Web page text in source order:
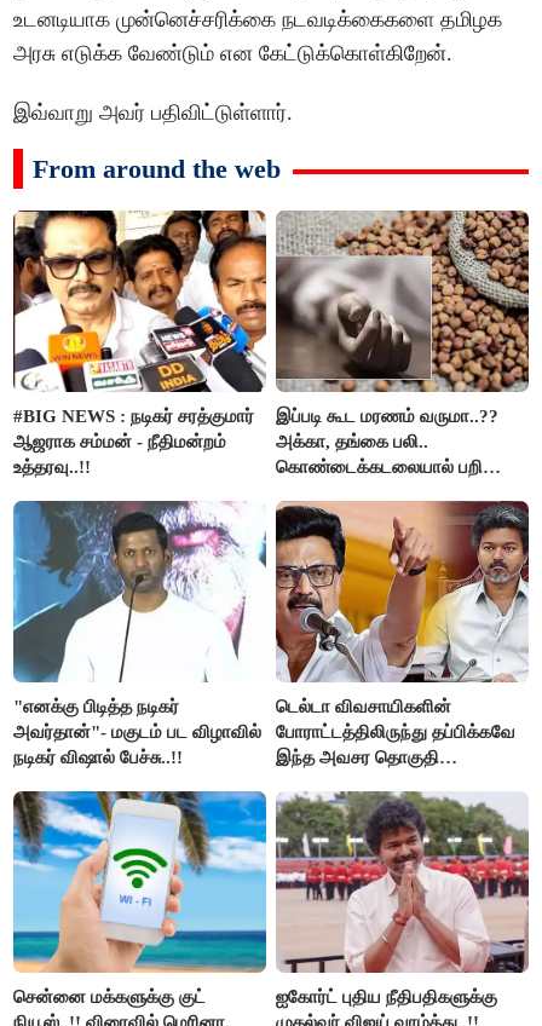
உடனடியாக முன்னெச்சரிக்கை நடவடிக்கைகளை தமிழக
அரசு எடுக்க வேண்டும் என கேட்டுக்கொள்கிறேன்.
இவ்வாறு அவர் பதிவிட்டுள்ளார்.
From around the web
#BIG NEWS : நடிகர் சரத்குமார்
ஆஜராக சம்மன் - நீதிமன்றம்
உத்தரவு..!!
இப்படி கூட மரணம் வருமா..??
அக்கா, தங்கை பலி..
கொண்டைக்கடலையால் பறிபோன
"எனக்கு பிடித்த நடிகர்
அவர்தான்"- மகுடம் பட விழாவில்
நடிகர் விஷால் பேச்சு..!!
டெல்டா விவசாயிகளின்
போராட்டத்திலிருந்து தப்பிக்கவே
இந்த அவசர தொகுதி
அரங்கேற்றுகிறார் முதலமைச்சர் -
திமுக ஐடி விங்..!!
சென்னை மக்களுக்கு குட்
ஐகோர்ட் புதிய நீதிபதிகளுக்கு